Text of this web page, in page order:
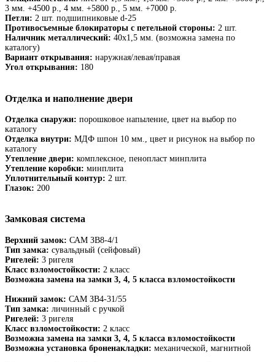
3 мм. +4500 р., 4 мм. +5800 р., 5 мм. +7000 р.
Петли: 2 шт. подшипниковые d-25
Противосъемные блокираторы с петельной стороны: 2 шт.
Наличник металлический: 40х1,5 мм. (возможна замена по
каталогу)
Вариант открывания: наружная/левая/правая
Угол открывания: 180
Отделка и наполнение двери
Отделка снаружи: порошковое напыление, цвет на выбор по
каталогу
Отделка внутри: МДФ шпон 10 мм., цвет и рисунок на выбор по
каталогу
Утепление двери: комплексное, пенопласт минплита
Утепление коробки: минплита
Уплотнительный контур: 2 шт.
Глазок: 200
Замковая система
Верхний замок: САМ ЗВ8-4/1
Тип замка: сувальдный (сейфовый)
Ригелей: 3 ригеля
Класс взломостойкости: 2 класс
Возможна замена на замки 3, 4, 5 класса взломостойкости
Нижний замок: САМ ЗВ4-31/55
Тип замка: личинный с ручкой
Ригелей: 3 ригеля
Класс взломостойкости: 2 класс
Возможна замена на замки 3, 4, 5 класса взломостойкости
Возможна установка броненакладки: механической, магнитной